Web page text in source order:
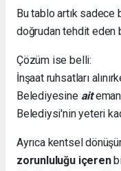
Bu tablo artık sadece
doğrudan tehdit eden
Çözüm ise belli:
İnşaat ruhsatları
Belediyesine ait
Belediysi'nin yeteri
Ayrıca kentsel
zorunluluğu içeren